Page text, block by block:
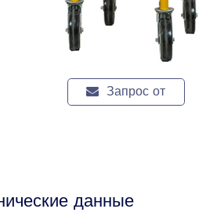
Запрос от
данные